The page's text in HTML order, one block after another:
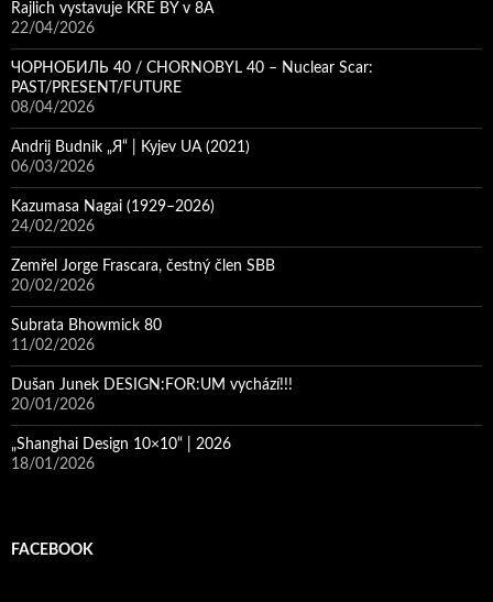
Rajlich vystavuje KRE BY v 8A
22/04/2026
ЧОРНОБИЛЬ 40 / CHORNOBYL 40 – Nuclear Scar:
PAST/PRESENT/FUTURE
08/04/2026
Andrij Budnik „Я“ | Kyjev UA (2021)
06/03/2026
Kazumasa Nagai (1929–2026)
24/02/2026
Zemřel Jorge Frascara, čestný člen SBB
20/02/2026
Subrata Bhowmick 80
11/02/2026
Dušan Junek DESIGN:FOR:UM vychází!!!
20/01/2026
„Shanghai Design 10×10“ | 2026
18/01/2026
FACEBOOK